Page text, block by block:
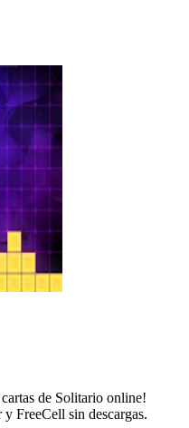
de Solitario online!
FreeCell sin descargas.